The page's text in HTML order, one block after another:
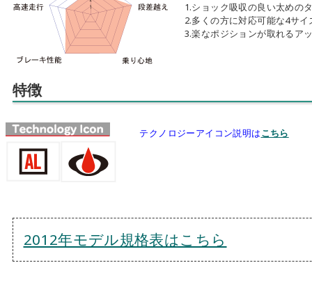
1.ショック吸収の良い太めの
2.多くの方に対応可能な4サイ
3.楽なポジションが取れるア
特徴
テクノロジーアイコン説明はこちら
2012年モデル規格表はこちら